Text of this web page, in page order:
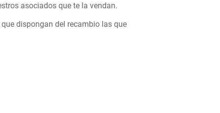
asociados que te la vendan.
dispongan del recambio las que